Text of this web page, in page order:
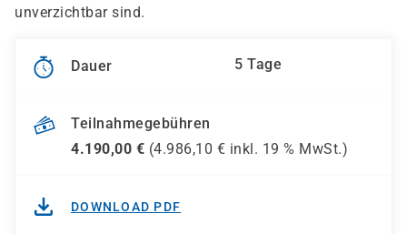
unverzichtbar sind.
Dauer 5 Tage
Teilnahmegebühren
4.190,00 € (4.986,10 € inkl. 19 % MwSt.)
DOWNLOAD PDF